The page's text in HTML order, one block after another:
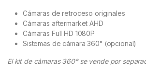
Cámaras de retroceso originales
Cámaras aftermarket AHD
Cámaras Full HD 1080P
Sistemas de cámara 360° (opcional)
El kit de cámaras 360° se vende por